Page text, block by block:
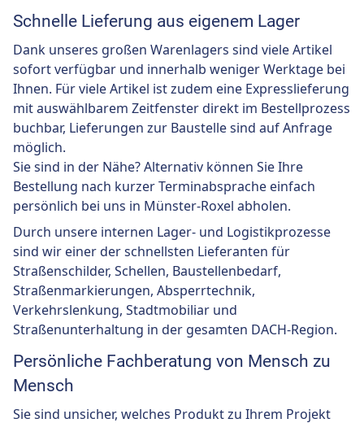
Schnelle Lieferung aus eigenem Lager
Dank unseres großen Warenlagers sind viele Artikel
sofort verfügbar und innerhalb weniger Werktage bei
Ihnen. Für viele Artikel ist zudem eine Expresslieferung
mit auswählbarem Zeitfenster direkt im Bestellprozess
buchbar, Lieferungen zur Baustelle sind auf Anfrage
möglich.
Sie sind in der Nähe? Alternativ können Sie Ihre
Bestellung nach kurzer Terminabsprache einfach
persönlich bei uns in Münster-Roxel abholen.
Durch unsere internen Lager- und Logistikprozesse
sind wir einer der schnellsten Lieferanten für
Straßenschilder, Schellen, Baustellenbedarf,
Straßenmarkierungen, Absperrtechnik,
Verkehrslenkung, Stadtmobiliar und
Straßenunterhaltung in der gesamten DACH-Region.
Persönliche Fachberatung von Mensch zu
Mensch
Sie sind unsicher, welches Produkt zu Ihrem Projekt